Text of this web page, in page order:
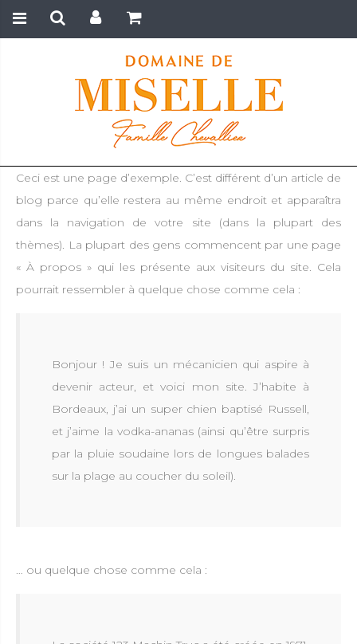
Ceci est une page d’exemple. C’est différent d’un article de
blog parce qu’elle restera au même endroit et apparaîtra
dans la navigation de votre site (dans la plupart des
thèmes). La plupart des gens commencent par une page
« À propos » qui les présente aux visiteurs du site. Cela
pourrait ressembler à quelque chose comme cela :
Bonjour ! Je suis un mécanicien qui aspire à
devenir acteur, et voici mon site. J’habite à
Bordeaux, j’ai un super chien baptisé Russell,
et j’aime la vodka-ananas (ainsi qu’être surpris
par la pluie soudaine lors de longues balades
sur la plage au coucher du soleil).
… ou quelque chose comme cela :